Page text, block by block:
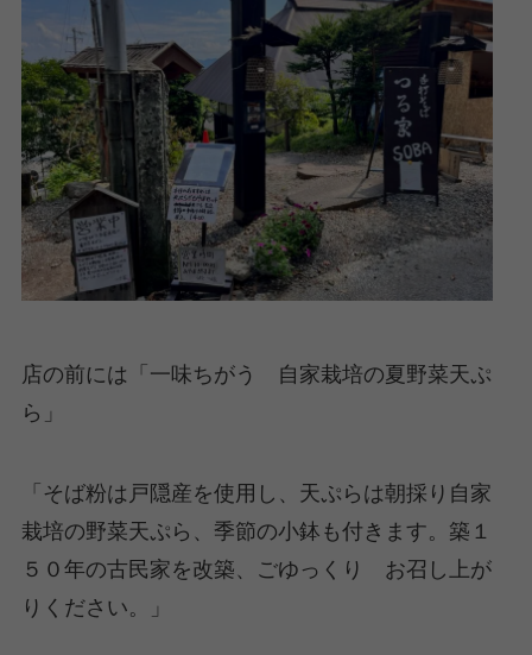
店の前には「一味ちがう 自家栽培の夏野菜天ぷ
ら」
「そば粉は戸隠産を使用し、天ぷらは朝採り自家
栽培の野菜天ぷら、季節の小鉢も付きます。築１
５０年の古民家を改築、ごゆっくり お召し上が
りください。」